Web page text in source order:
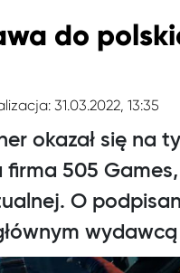
do
31.03.2022, 13:35
okazał się na
firma 505
O